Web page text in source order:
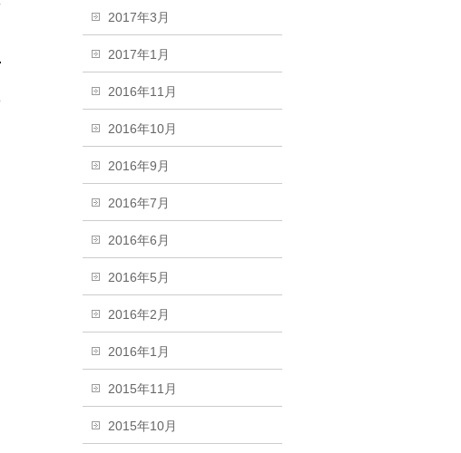
2017年3月
2017年1月
2016年11月
2016年10月
2016年9月
2016年7月
2016年6月
2016年5月
2016年2月
2016年1月
2015年11月
2015年10月